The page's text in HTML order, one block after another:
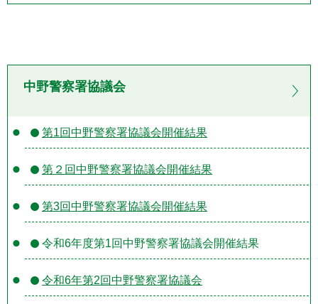
中野警察署協議会
第1回中野警察署協議会開催結果
第２回中野警察署協議会開催結果
第3回中野警察署協議会開催結果
令和6年度第1回中野警察署協議会開催結果
令和6年第2回中野警察署協議会